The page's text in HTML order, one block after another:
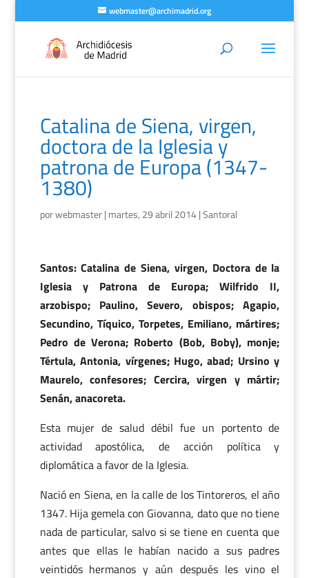
webmaster@archimadrid.org
Catalina de Siena, virgen,
doctora de la Iglesia y
patrona de Europa (1347-
1380)
porwebmaster| martes, 29 abril 2014|Santoral
Santos: Catalina de Siena, virgen, Doctora de la
Iglesia y Patrona de Europa; Wilfrido II,
arzobispo; Paulino, Severo, obispos; Agapio,
Secundino, Tíquico, Torpetes, Emiliano, mártires;
Pedro de Verona; Roberto (Bob, Boby), monje;
Tértula, Antonia, vírgenes; Hugo, abad; Ursino y
Maurelo, confesores; Cercira, virgen y mártir;
Senán, anacoreta.
Esta mujer de salud débil fue un portento de
actividad apostólica, de acción política y
diplomática a favor de la Iglesia.
Nació en Siena, en la calle de los Tintoreros, el año
1347. Hija gemela con Giovanna, dato que no tiene
nada de particular, salvo si se tiene en cuenta que
antes que ellas le habían nacido a sus padres
veintidós hermanos y aún después les vino el